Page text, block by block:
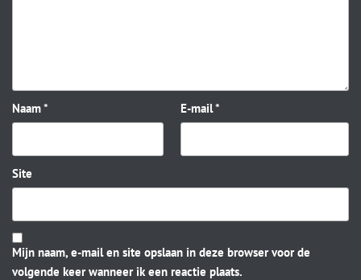
Naam* E-mail*
Site
Mijn naam, e-mail en site opslaan in deze browser voor de
volgende keer wanneer ik een reactie plaats.